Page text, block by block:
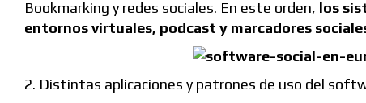
Bookmarking y redes sociales. En este orden, los
entornos virtuales, podcast y marcadores
2. Distintas aplicaciones y patrones de uso del